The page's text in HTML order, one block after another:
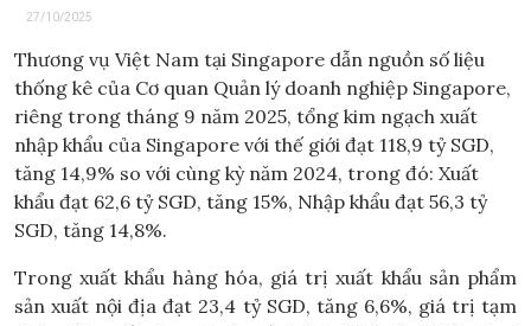
27/10/2025
Thương vụ Việt Nam tại Singapore dẫn nguồn số liệu
thống kê của Cơ quan Quản lý doanh nghiệp Singapore,
riêng trong tháng 9 năm 2025, tổng kim ngạch xuất
nhập khẩu của Singapore với thế giới đạt 118,9 tỷ SGD,
tăng 14,9% so với cùng kỳ năm 2024, trong đó: Xuất
khẩu đạt 62,6 tỷ SGD, tăng 15%, Nhập khẩu đạt 56,3 tỷ
SGD, tăng 14,8%.
Trong xuất khẩu hàng hóa, giá trị xuất khẩu sản phẩm
sản xuất nội địa đạt 23,4 tỷ SGD, tăng 6,6%, giá trị tạm